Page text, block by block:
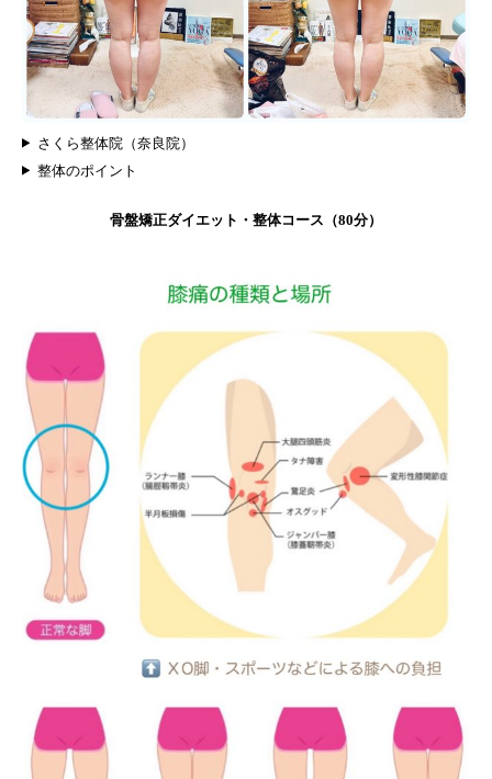
さくら整体院（奈良院）
整体のポイント
骨盤矯正ダイエット・整体コース（80分）